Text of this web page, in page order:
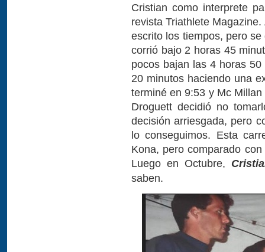
Cristian como interprete
revista Triathlete
escrito los tiempos, pero
corrió bajo 2 horas 45
pocos bajan las 4 horas
20 minutos haciendo una
terminé en 9:53 y Mc
Droguett decidió no
decisión arriesgada, pero
lo conseguimos. Esta
Kona, pero comparado
Luego en Octubre,
saben.